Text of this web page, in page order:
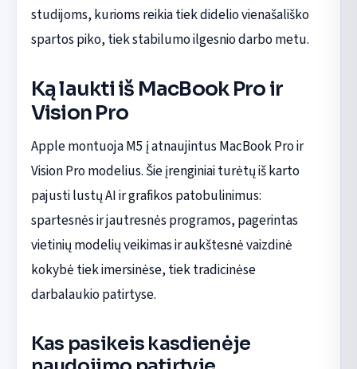
studijoms, kurioms reikia tiek didelio vienašališko
spartos piko, tiek stabilumo ilgesnio darbo metu.
Ką laukti iš MacBook Pro ir
Vision Pro
Apple montuoja M5 į atnaujintus MacBook Pro ir
Vision Pro modelius. Šie įrenginiai turėtų iš karto
pajusti lustų AI ir grafikos patobulinimus:
spartesnės ir jautresnės programos, pagerintas
vietinių modelių veikimas ir aukštesnė vaizdinė
kokybė tiek imersinėse, tiek tradicinėse
darbalaukio patirtyse.
Kas pasikeis kasdienėje